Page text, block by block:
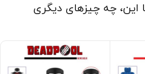
این، چه چیزهای دیگری